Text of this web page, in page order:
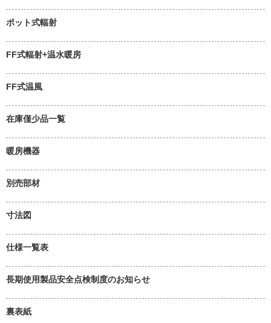
ポット式輻射
FF式輻射+温水暖房
FF式温風
在庫僅少品一覧
暖房機器
別売部材
寸法図
仕様一覧表
長期使用製品安全点検制度のお知らせ
裏表紙